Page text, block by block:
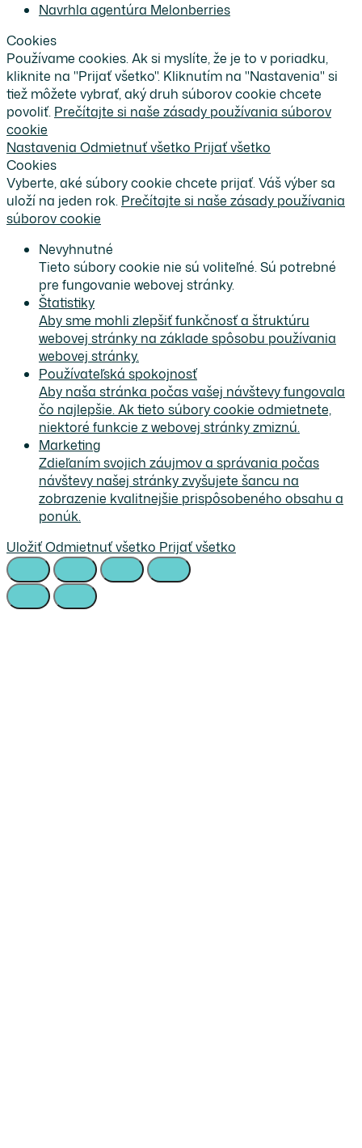
Navrhla agentúra Melonberries
Cookies
Používame cookies. Ak si myslíte, že je to v poriadku,
kliknite na "Prijať všetko". Kliknutím na "Nastavenia" si
tiež môžete vybrať, aký druh súborov cookie chcete
povoliť. Prečítajte si naše zásady používania súborov
cookie
Nastavenia Odmietnuť všetko Prijať všetko
Cookies
Vyberte, aké súbory cookie chcete prijať. Váš výber sa
uloží na jeden rok. Prečítajte si naše zásady používania
súborov cookie
Nevyhnutné
Tieto súbory cookie nie sú voliteľné. Sú potrebné
pre fungovanie webovej stránky.
Štatistiky
Aby sme mohli zlepšiť funkčnosť a štruktúru
webovej stránky na základe spôsobu používania
webovej stránky.
Používateľská spokojnosť
Aby naša stránka počas vašej návštevy fungovala
čo najlepšie. Ak tieto súbory cookie odmietnete,
niektoré funkcie z webovej stránky zmiznú.
Marketing
Zdieľaním svojich záujmov a správania počas
návštevy našej stránky zvyšujete šancu na
zobrazenie kvalitnejšie prispôsobeného obsahu a
ponúk.
UložiťOdmietnuť všetko Prijať všetko